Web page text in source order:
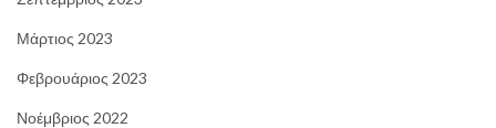
Μάρτιος 2023
Φεβρουάριος 2023
Νοέμβριος 2022